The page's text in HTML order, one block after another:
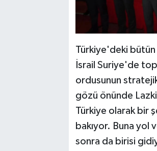
Türkiye'deki
İsrail Suriye'de
ordusunun
gözü önünde
Türkiye olarak bir
bakıyor. Buna yol
sonra da birisi